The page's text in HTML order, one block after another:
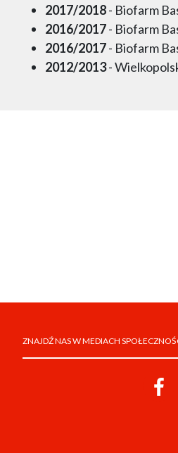
2017/2018- Biofarm
2016/2017- Biofarm
2016/2017- Biofarm
2012/2013-
ZNAJDŹ NAS W MEDIACH